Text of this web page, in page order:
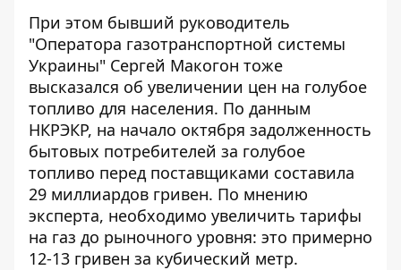
При этом бывший руководитель
"Оператора газотранспортной системы
Украины" Сергей Макогон тоже
высказался об увеличении цен на голубое
топливо для населения. По данным
НКРЭКР, на начало октября задолженность
бытовых потребителей за голубое
топливо перед поставщиками составила
29 миллиардов гривен. По мнению
эксперта, необходимо увеличить тарифы
на газ до рыночного уровня: это примерно
12-13 гривен за кубический метр.